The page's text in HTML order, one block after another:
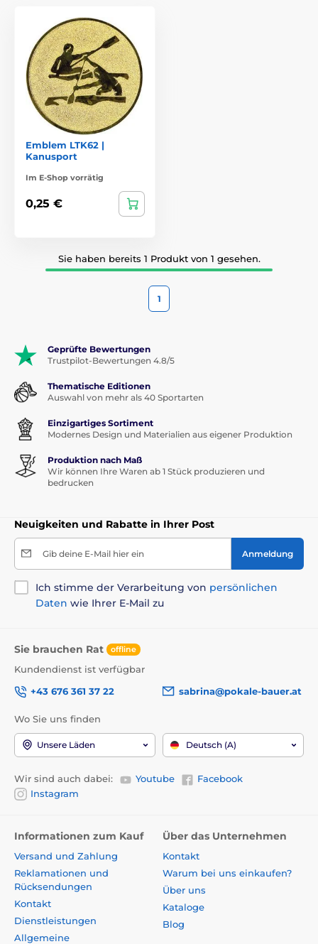
Emblem LTK62 |
Kanusport
Im E-Shop vorrätig
0,25 €
Sie haben bereits 1 Produkt von 1 gesehen.
1
Geprüfte Bewertungen
Trustpilot-Bewertungen 4.8/5
Thematische Editionen
Auswahl von mehr als 40 Sportarten
Einzigartiges Sortiment
Modernes Design und Materialien aus eigener Produktion
Produktion nach Maß
Wir können Ihre Waren ab 1 Stück produzieren und
bedrucken
Neuigkeiten und Rabatte in Ihrer Post
Gib deine E-Mail hier ein Anmeldung
Ich stimme der Verarbeitung von persönlichen
Daten wie Ihrer E-Mail zu
Sie brauchen Rat offline
Kundendienst ist verfügbar
+43 676 361 37 22
sabrina@pokale-bauer.at
Wo Sie uns finden
Unsere Läden Deutsch (A)
Wir sind auch dabei: Youtube
Facebook
Instagram
Informationen zum Kauf
Versand und Zahlung
Reklamationen und
Rücksendungen
Kontakt
Dienstleistungen
Allgemeine
Über das Unternehmen
Kontakt
Warum bei uns einkaufen?
Über uns
Kataloge
Blog